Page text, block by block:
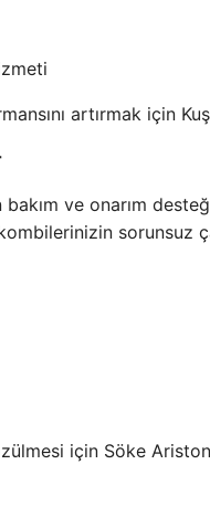
artırmak için
ve onarım
sorunsuz
için Söke